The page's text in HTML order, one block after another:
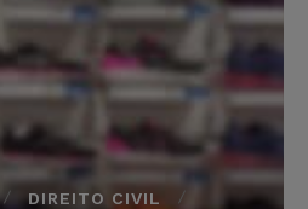
DIREITO CIVIL